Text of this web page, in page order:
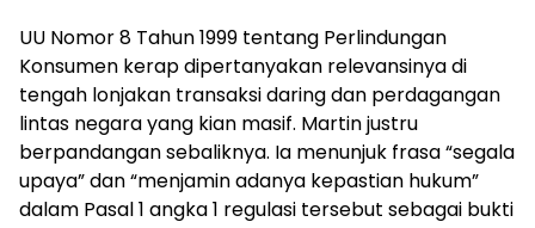
UU Nomor 8 Tahun 1999 tentang Perlindungan
Konsumen kerap dipertanyakan relevansinya di
tengah lonjakan transaksi daring dan perdagangan
lintas negara yang kian masif. Martin justru
berpandangan sebaliknya. Ia menunjuk frasa “segala
upaya” dan “menjamin adanya kepastian hukum”
dalam Pasal 1 angka 1 regulasi tersebut sebagai bukti